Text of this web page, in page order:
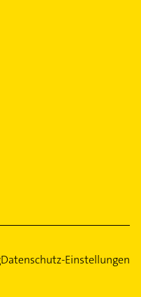
Datenschutz-Einstellungen